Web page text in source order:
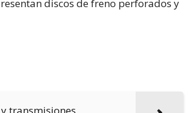
discos de freno perforados y